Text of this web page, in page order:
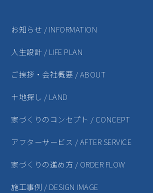
お知らせ / INFORMATION
人生設計 / LIFE PLAN
ご挨拶・会社概要 / ABOUT
土地探し / LAND
家づくりのコンセプト / CONCEPT
アフターサービス / AFTER SERVICE
家づくりの進め方 / ORDER FLOW
施工事例 / DESIGN IMAGE